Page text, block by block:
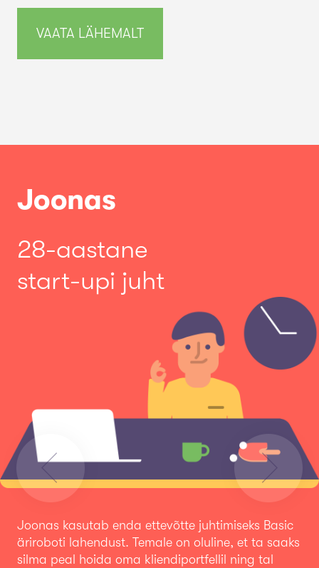
VAATA LÄHEMALT
Joonas
28-aastane
start-upi juht
Joonas kasutab enda ettevõtte juhtimiseks Basic
äriroboti lahendust. Temale on oluline, et ta saaks
silma peal hoida oma kliendiportfellil ning tal
Previous Next